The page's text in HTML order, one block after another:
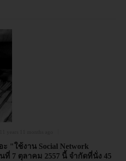
"ใช้งาน Social Network
ที่ 7 ตุลาคม 2557 นี้ จำกัดที่นั่ง 45